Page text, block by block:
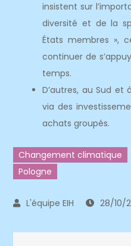
insistent sur
diversité et de la
États membres »,
continuer de
temps.
D’autres, au Sud et
via des
achats groupés.
Changement climatique
Pologne
28/10/